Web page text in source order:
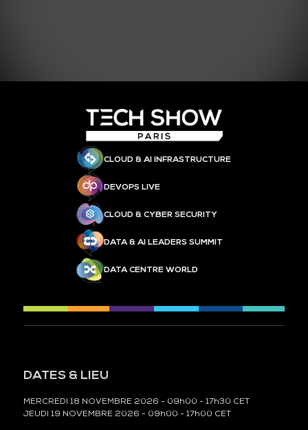
CLOUD & AI INFRASTRUCTURE
DEVOPS LIVE
CLOUD & CYBER SECURITY
DATA & AI LEADERS SUMMIT
DATA CENTRE WORLD
DATES & LIEU
MERCREDI 18 NOVEMBRE 2026 - 09h00 - 17h30 CET
JEUDI 19 NOVEMBRE 2026 - 09h00 - 17h00 CET